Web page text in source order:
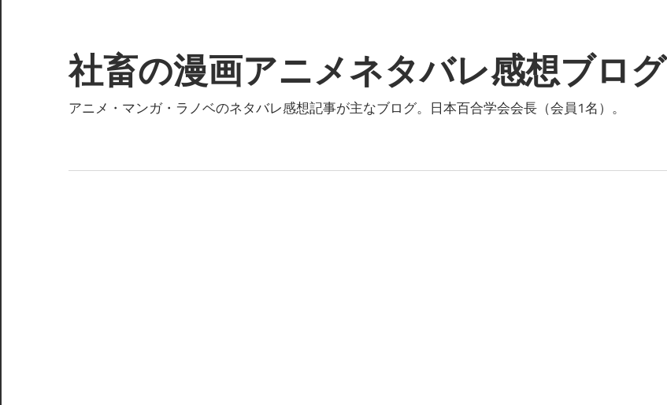
テ
ン
ツ
キ
社畜の漫画アニメネタバレ感想ブログ
アニメ・マンガ・ラノベのネタバレ感想記事が主なブログ。日本百合学会会長（会員1名）。